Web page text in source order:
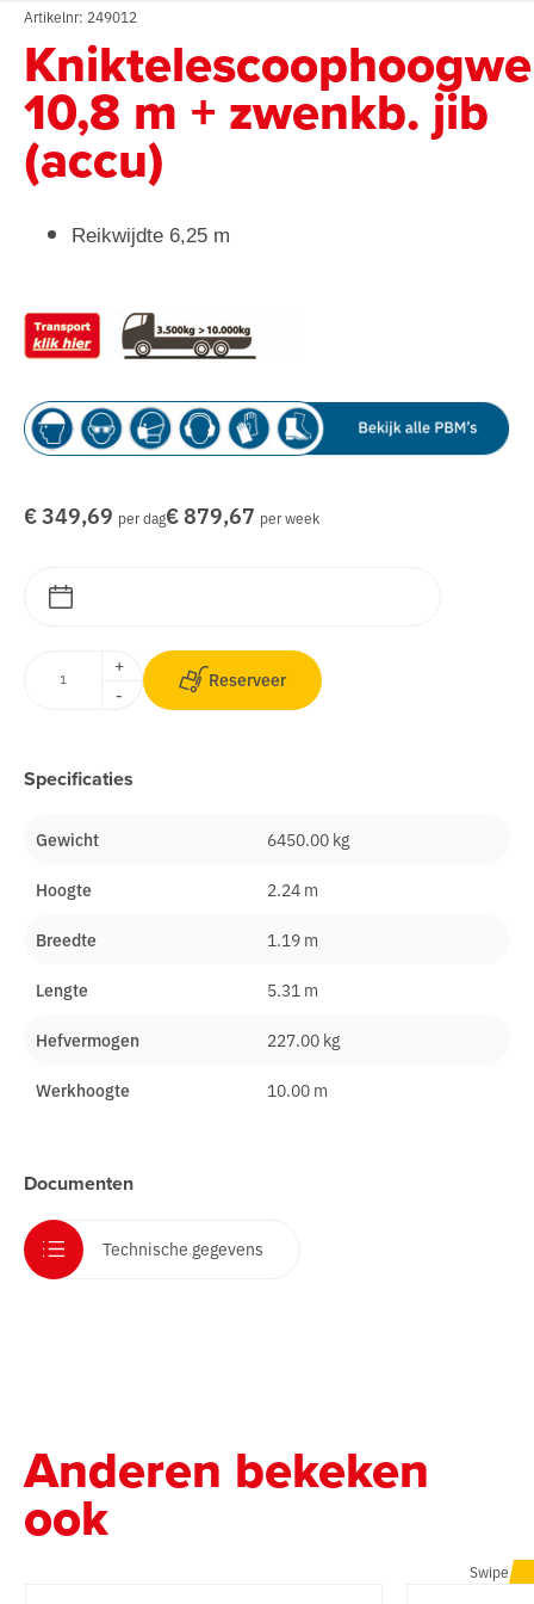
Artikelnr: 249012
10,8 m + zwenkb. jib
(accu)
Reikwijdte 6,25 m
€ 349,69 per dag€ 879,67 per week
+
-
Reserveer
Specificaties
Gewicht 6450.00 kg
Hoogte 2.24 m
Breedte 1.19 m
Lengte 5.31 m
Hefvermogen 227.00 kg
Werkhoogte 10.00 m
Documenten
Technische gegevens
Anderen bekeken
ook
Swipe